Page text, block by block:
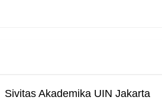
Sivitas Akademika UIN Jakarta